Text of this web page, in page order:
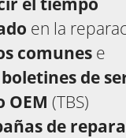
en la
comunes e
boletines de
OEM (TBS)
de